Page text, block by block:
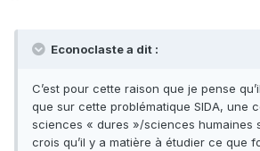
Econoclaste a dit :
C’est pour cette raison que je pense
que sur cette problématique SIDA, une
sciences « dures »/sciences humaines
crois qu’il y a matière à étudier ce que